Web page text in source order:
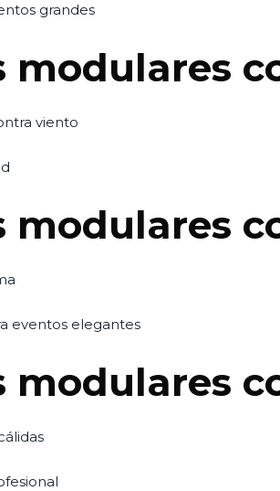
grandes
modulares
viento
modulares
eventos elegantes
modulares